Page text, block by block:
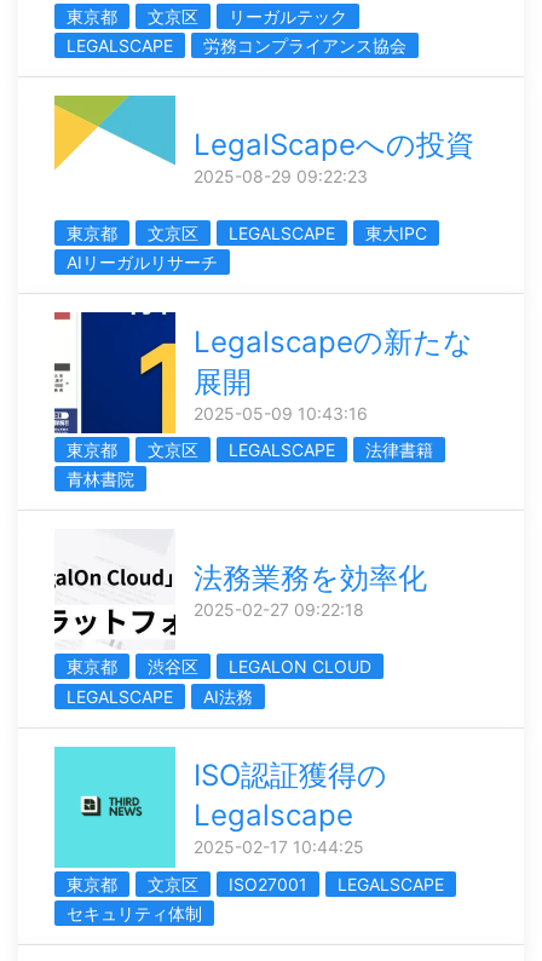
東京都 文京区
リーガルテック
LEGALSCAPE
労務コンプライアンス協会
LegalScapeへの投資
2025-08-29 09:22:23
東京都 文京区 LEGALSCAPE
東大IPC
AIリーガルリサーチ
Legalscapeの新たな
展開
2025-05-09 10:43:16
東京都
文京区 LEGALSCAPE
法律書籍
青林書院
法務業務を効率化
2025-02-27 09:22:18
東京都 渋谷区
LEGALON CLOUD
LEGALSCAPE
AI法務
ISO認証獲得の
Legalscape
2025-02-17 10:44:25
東京都
文京区 ISO27001
LEGALSCAPE
セキュリティ体制